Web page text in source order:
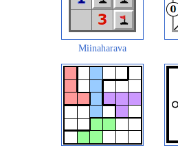
Miinaharava